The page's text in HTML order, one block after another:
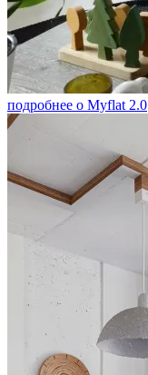
подробнее о Myflat 2.0